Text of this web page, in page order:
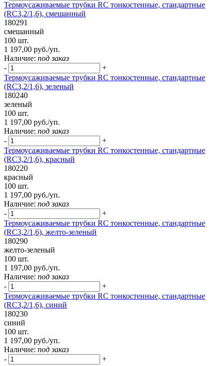
Термоусаживаемые трубки RC тонкостенные, стандартные
(RC3,2/1,6), смешанный
180291
смешанный
100 шт.
1 197,00 руб./уп.
Наличие: под заказ
-
+
Термоусаживаемые трубки RC тонкостенные, стандартные
(RC3,2/1,6), зеленый
180240
зеленый
100 шт.
1 197,00 руб./уп.
Наличие: под заказ
-
+
Термоусаживаемые трубки RC тонкостенные, стандартные
(RC3,2/1,6), красный
180220
красный
100 шт.
1 197,00 руб./уп.
Наличие: под заказ
-
+
Термоусаживаемые трубки RC тонкостенные, стандартные
(RC3,2/1,6), желто-зеленый
180290
желто-зеленый
100 шт.
1 197,00 руб./уп.
Наличие: под заказ
-
+
Термоусаживаемые трубки RC тонкостенные, стандартные
(RC3,2/1,6), синий
180230
синий
100 шт.
1 197,00 руб./уп.
Наличие: под заказ
-
+